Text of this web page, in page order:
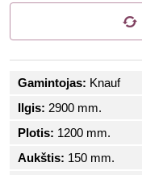
Gamintojas: Knauf
Ilgis: 2900 mm.
Plotis: 1200 mm.
Aukštis: 150 mm.